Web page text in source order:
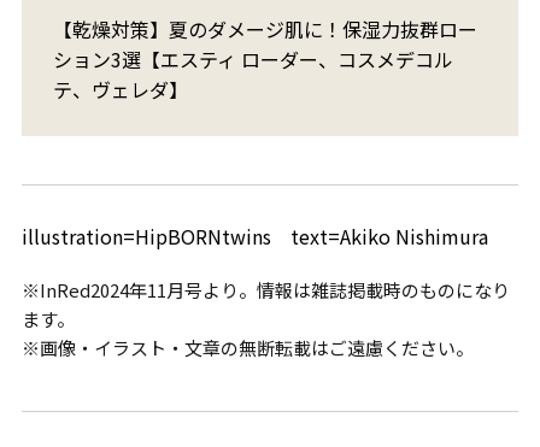
【乾燥対策】夏のダメージ肌に！保湿力抜群ロー
ション3選【エスティ ローダー、コスメデコル
テ、ヴェレダ】
illustration=HipBORNtwins text=Akiko Nishimura
※InRed2024年11月号より。情報は雑誌掲載時のものになり
ます。
※画像・イラスト・文章の無断転載はご遠慮ください。